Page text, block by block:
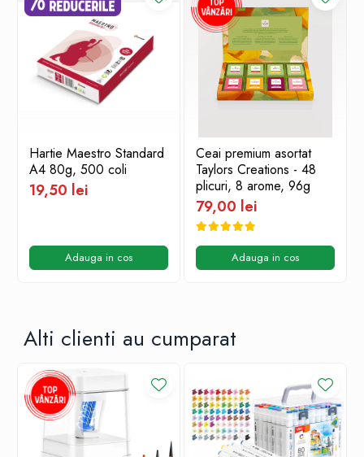
Hartie Maestro Standard
A4 80g, 500 coli
19,50 lei
Adauga in cos
Ceai premium asortat
Taylors Creations - 48
plicuri, 8 arome, 96g
79,00 lei
Adauga in cos
Alti clienti au cumparat